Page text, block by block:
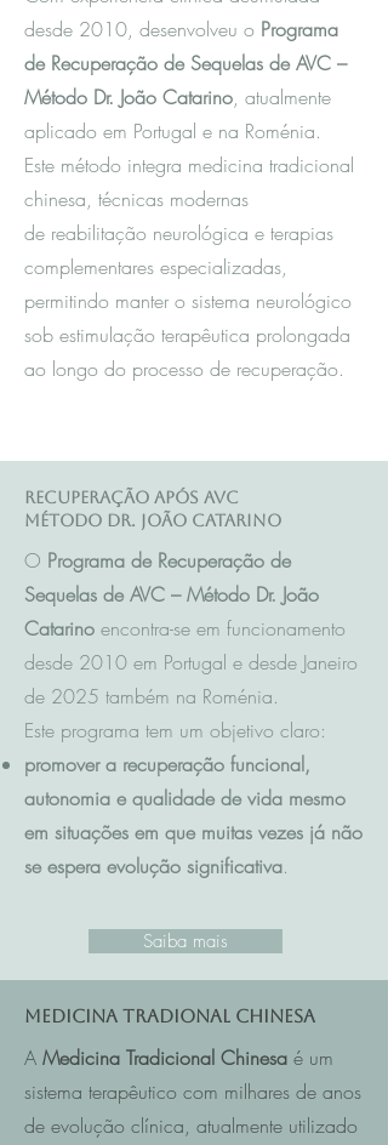
desde 2010, desenvolveu o Programa
de Recuperação de Sequelas de AVC –
Método Dr. João Catarino, atualmente
aplicado em Portugal e na Roménia.
Este método integra medicina tradicional
chinesa, técnicas modernas
de reabilitação neurológica e terapias
complementares especializadas,
permitindo manter o sistema neurológico
sob estimulação terapêutica prolongada
ao longo do processo de recuperação.
Recuperação após AVC
Método Dr. João Catarino
O Programa de Recuperação de
Sequelas de AVC – Método Dr. João
Catarino encontra-se em funcionamento
desde 2010 em Portugal e desde Janeiro
de 2025 também na Roménia.
Este programa tem um objetivo claro:
promover a recuperação funcional,
autonomia e qualidade de vida mesmo
em situações em que muitas vezes já não
se espera evolução significativa.
Saiba mais
Medicina Tradional Chinesa
A Medicina Tradicional Chinesa é um
sistema terapêutico com milhares de anos
de evolução clínica, atualmente utilizado